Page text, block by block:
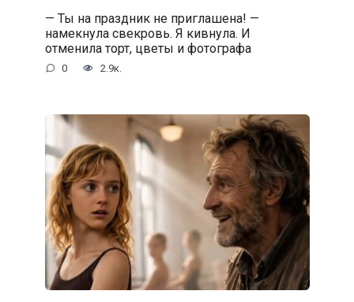
— Ты на праздник не приглашена! —
намекнула свекровь. Я кивнула. И
отменила торт, цветы и фотографа
0 2.9к.